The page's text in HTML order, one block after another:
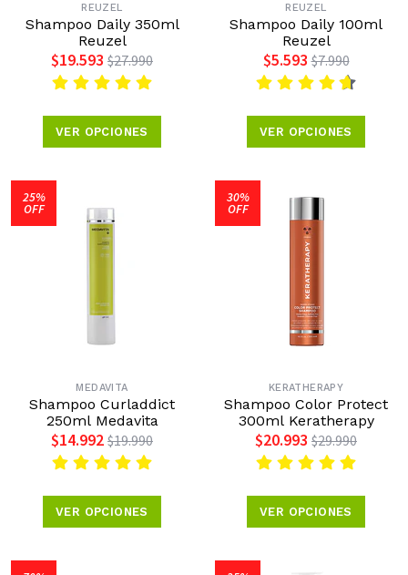
REUZEL
Shampoo Daily 350ml
Reuzel
$19.593 $27.990
VER OPCIONES
REUZEL
Shampoo Daily 100ml
Reuzel
$5.593 $7.990
VER OPCIONES
25%
OFF
MEDAVITA
Shampoo Curladdict
250ml Medavita
$14.992 $19.990
VER OPCIONES
30%
OFF
KERATHERAPY
Shampoo Color Protect
300ml Keratherapy
$20.993 $29.990
VER OPCIONES